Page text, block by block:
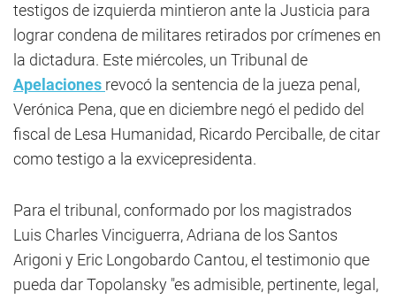
testigos de izquierda mintieron ante la Justicia para
lograr condena de militares retirados por crímenes en
la dictadura. Este miércoles, un Tribunal de
Apelaciones revocó la sentencia de la jueza penal,
Verónica Pena, que en diciembre negó el pedido del
fiscal de Lesa Humanidad, Ricardo Perciballe, de citar
como testigo a la exvicepresidenta.
Para el tribunal, conformado por los magistrados
Luis Charles Vinciguerra, Adriana de los Santos
Arigoni y Eric Longobardo Cantou, el testimonio que
pueda dar Topolansky "es admisible, pertinente, legal,